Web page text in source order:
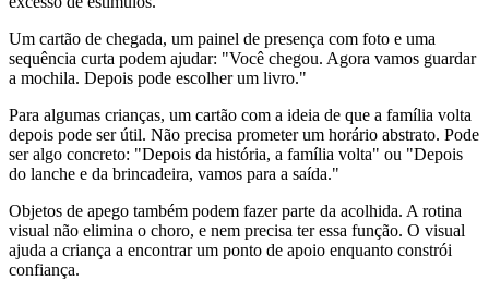
Um cartão de chegada, um painel de presença com foto e uma
sequência curta podem ajudar: "Você chegou. Agora vamos guardar
a mochila. Depois pode escolher um livro."
Para algumas crianças, um cartão com a ideia de que a família volta
depois pode ser útil. Não precisa prometer um horário abstrato. Pode
ser algo concreto: "Depois da história, a família volta" ou "Depois
do lanche e da brincadeira, vamos para a saída."
Objetos de apego também podem fazer parte da acolhida. A rotina
visual não elimina o choro, e nem precisa ter essa função. O visual
ajuda a criança a encontrar um ponto de apoio enquanto constrói
confiança.